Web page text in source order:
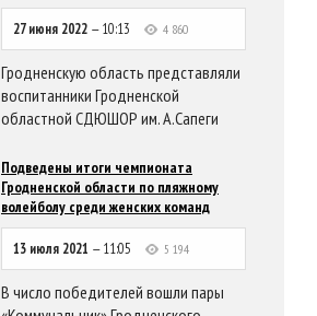
27 июня 2022— 10:13 4 860
Гродненскую область представляли
воспитанники Гродненской
областной СДЮШОР им. А.Сапеги
Подведены итоги чемпионата
Гродненской области по пляжному
волейболу среди женских команд
13 июля 2021 — 11:05 5 194
В число победителей вошли пары